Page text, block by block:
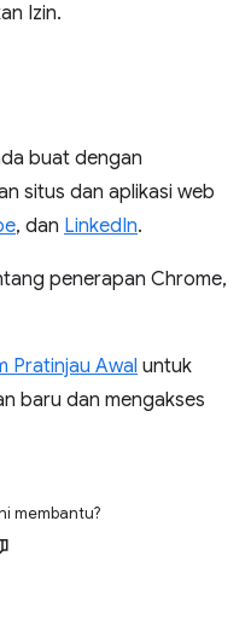
Izin.
buat dengan
situs dan aplikasi web
, dan LinkedIn.
penerapan Chrome,
Pratinjau Awal untuk
baru dan mengakses
membantu?